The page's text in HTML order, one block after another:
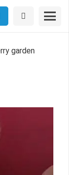
garden